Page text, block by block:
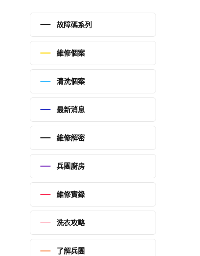
故障碼系列
維修個案
清洗個案
最新消息
維修解密
兵團廚房
維修實錄
洗衣攻略
了解兵團